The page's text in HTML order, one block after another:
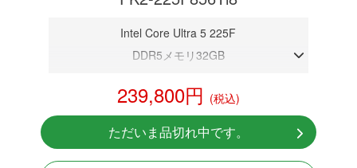
Intel Core Ultra 5 225F
DDR5メモリ32GB
NVMeSSD 1TB
Windows11 Home 64bit
無線LAN Bluetooth対応
239,800円 (税込)
ただいま品切れ中です。